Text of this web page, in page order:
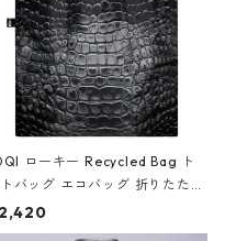
ローキー Recycled Bag ト
バッグ エコバッグ 折りたたみ
め 撥水加工 収納ポーチ CRO
Black クロコダイル/ブラ